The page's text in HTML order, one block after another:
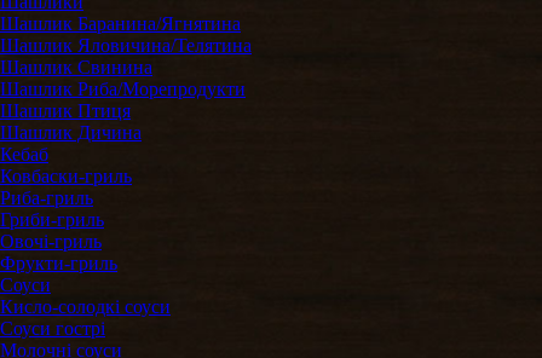
Шашлик Баранина/Ягнятина
Шашлик Яловичина/Телятина
Шашлик Свинина
Шашлик Риба/Морепродукти
Шашлик Птиця
Шашлик Дичина
Кебаб
Ковбаски-гриль
Риба-гриль
Гриби-гриль
Овочі-гриль
Фрукти-гриль
Соуси
Кисло-солодкі соуси
Соуси гострі
Молочні соуси